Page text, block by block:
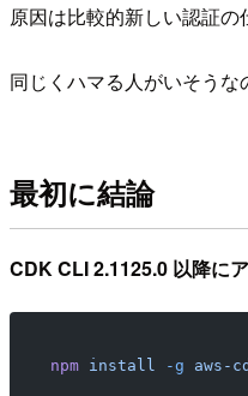
原因は比較的新しい認証の
同じくハマる人がいそうな
最初に結論
CDK CLI 2.1125.0 以降に
npm install -g aws-